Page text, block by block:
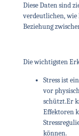
Diese Daten sind
verdeutlichen,
Beziehung
Die wichtigsten
Stress ist
vor
schützt.Er
Effektoren
können.